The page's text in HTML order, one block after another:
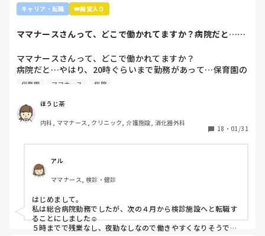
り、看護のつながりが無かったことは自分でも反省していま
すし、今後成長させていきたいなと思っています。
いないです。
るかな？』『自分ならそこまでされたら辞めるよ』とのこ
と。
師長さんの言ってることも確かに理解できますが
てないですし、病棟での臨床経験を積んで学んでいきたいと
気持ちがあります。
・転職する
外来や検診センターは、また病棟とは全然違う業務になるの
で、病棟での臨床経験を積みたい気持ちがあるのであれば、ご
きな病院だとどうしても異動で行きたくない場所に行かされて
病院も規模やいろいろ取り組んでいることが違うので、探して
みるとおもしろいですよ。ただ、転職するなら3年は基礎をつ
けてもいいのかなと思います。中途採用は即戦力を期待されま
キャリア・転職 👑殿堂入り
ママナースさんって、どこで働かれてますか？病院だと…や
ママナースさんって、どこで働かれてますか？
病院だと…やはり、20時ぐらいまで勤務があって…保育園の
お迎えが間に合わないことが多くて…
保育園 ママナース 病院
ほうじ茶
内科, ママナース, クリニック, 介護施設, 消化器外科
18 ・ 01/31
アル
ママナース, 検診・健診
はじめまして。
私は総合病院勤務でしたが、次の４月から検診施設へと転職す
ることにしました☺️
５時までで残業なし、夜勤なしなので働きやすくなりそうです